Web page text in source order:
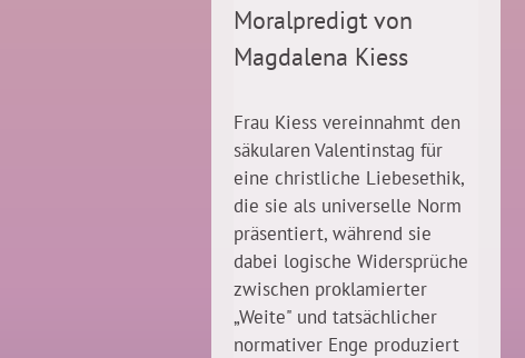
Moralpredigt von
Magdalena Kiess
Frau Kiess vereinnahmt den
säkularen Valentinstag für
eine christliche Liebesethik,
die sie als universelle Norm
präsentiert, während sie
dabei logische Widersprüche
zwischen proklamierter
„Weite" und tatsächlicher
normativer Enge produziert